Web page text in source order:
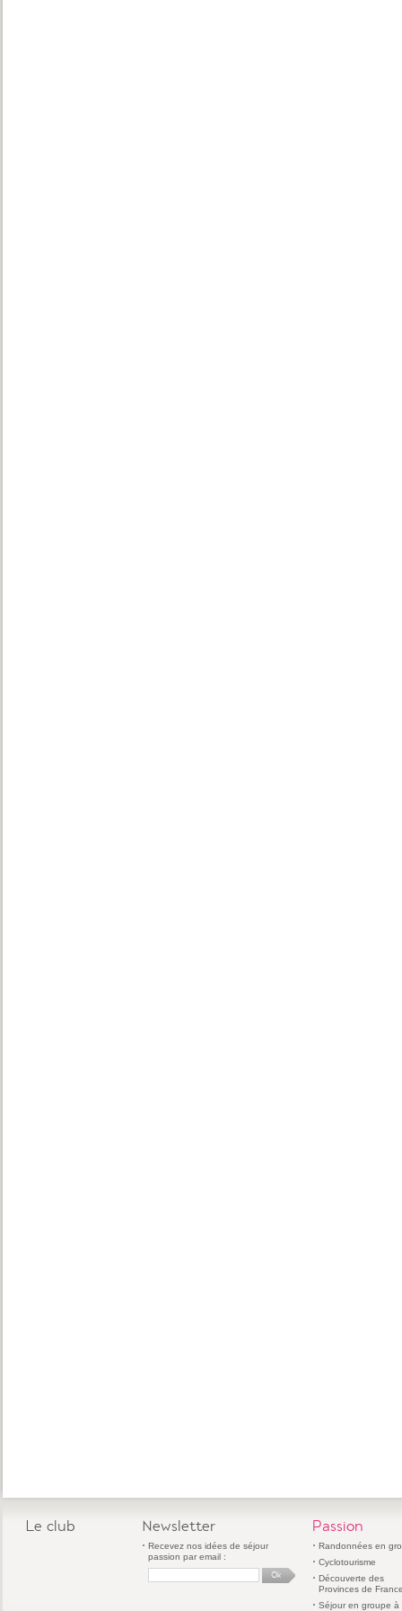
Le club Newsletter
Recevez nos idées de séjour
passion par email :
Passion
Randonnées en
Cyclotourisme
Découverte des
Provinces de
Séjour en groupe à